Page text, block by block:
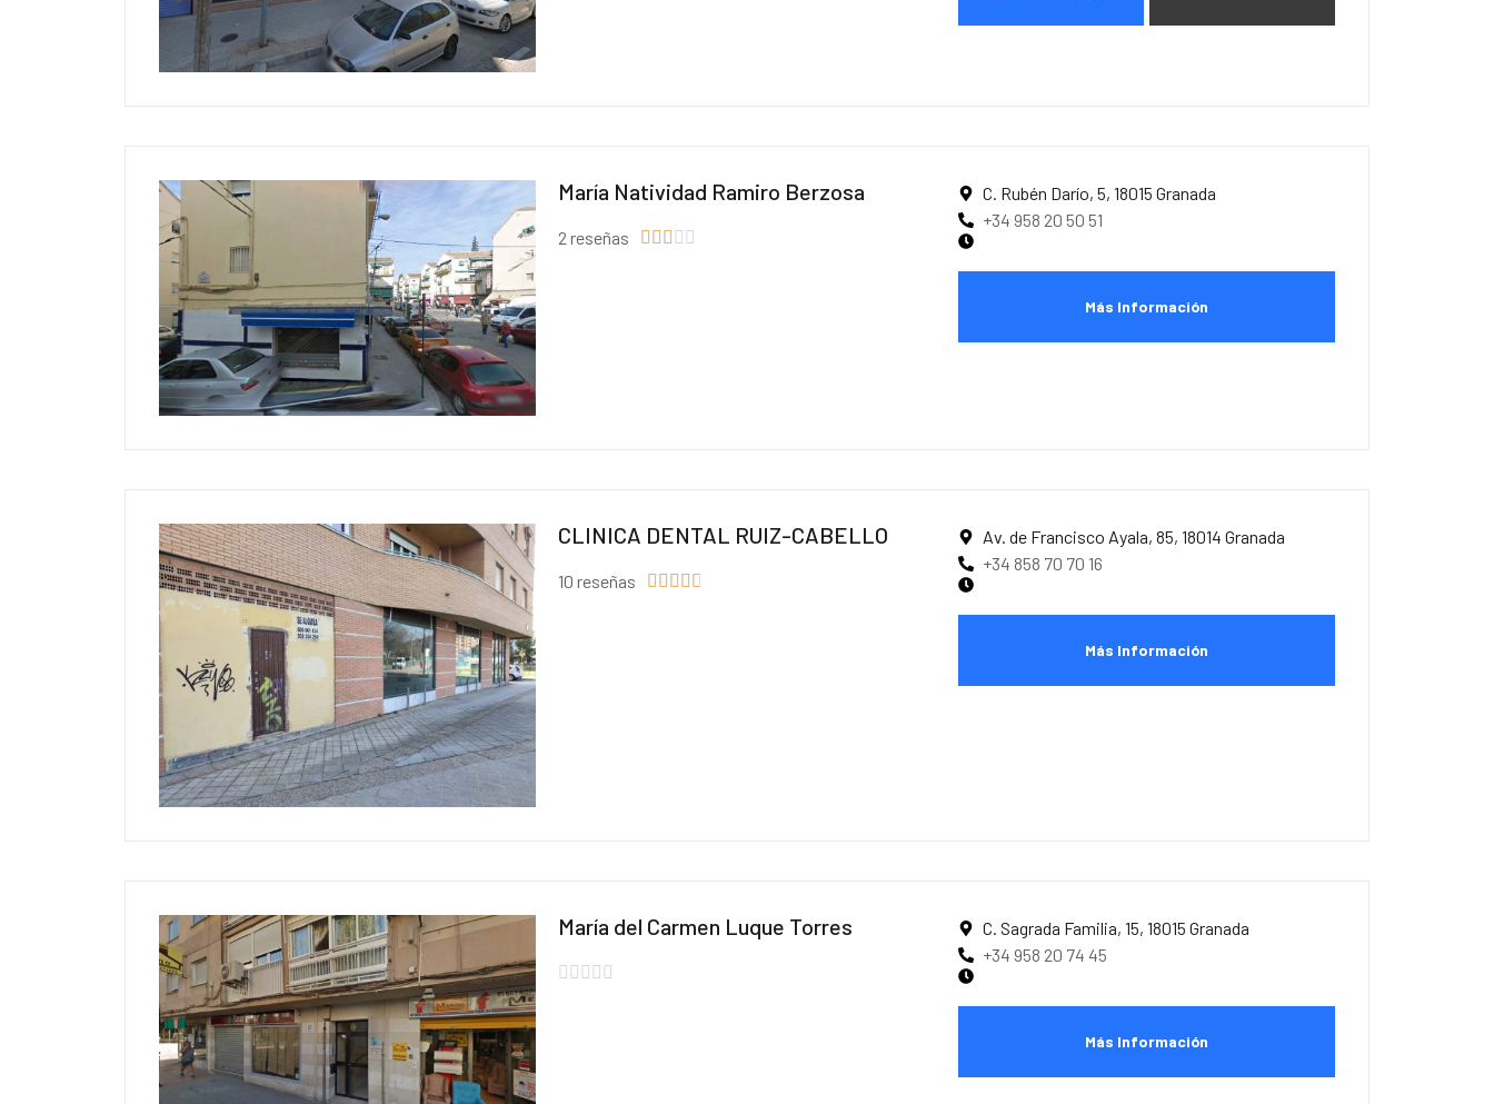
María Natividad Ramiro Berzosa
2 reseñas     
C. Rubén Darío, 5, 18015 Granada
+34 958 20 50 51
Más Información
CLINICA DENTAL RUIZ-CABELLO
10 reseñas     
Av. de Francisco Ayala, 85, 18014 Granada
+34 858 70 70 16
Más Información
María del Carmen Luque Torres
    
C. Sagrada Familia, 15, 18015 Granada
+34 958 20 74 45
Más Información